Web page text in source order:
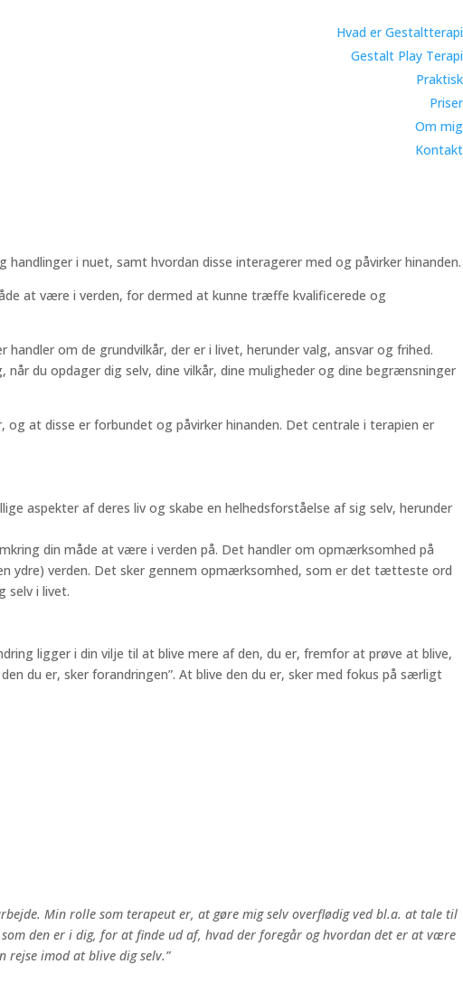
Hvad er Gestaltterapi
Gestalt Play Terapi
Praktisk
Priser
Om mig
Kontakt
i nuet, samt hvordan disse interagerer med og påvirker hinanden.
at være i verden, for dermed at kunne træffe kvalificerede og
om de grundvilkår, der er i livet, herunder valg, ansvar og frihed.
du opdager dig selv, dine vilkår, dine muligheder og dine begrænsninger
at disse er forbundet og påvirker hinanden. Det centrale i terapien er
aspekter af deres liv og skabe en helhedsforståelse af sig selv, herunder
din måde at være i verden på. Det handler om opmærksomhed på
ydre) verden. Det sker gennem opmærksomhed, som er det tætteste ord
selv i livet.
ligger i din vilje til at blive mere af den, du er, fremfor at prøve at blive,
du er, sker forandringen”. At blive den du er, sker med fokus på særligt
Min rolle som terapeut er, at gøre mig selv overflødig ved bl.a. at tale til
den er i dig, for at finde ud af, hvad der foregår og hvordan det er at være
rejse imod at blive dig selv.”